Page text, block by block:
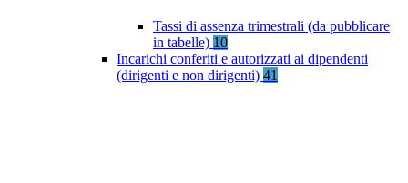
Tassi di assenza trimestrali (da pubblicare
in tabelle) 10
Incarichi conferiti e autorizzati ai dipendenti
(dirigenti e non dirigenti) 41